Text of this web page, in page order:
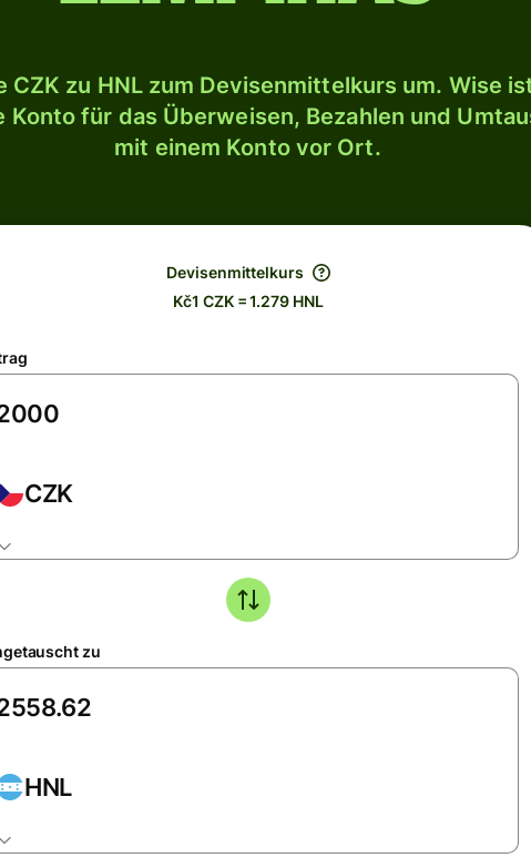
CZK zu HNL zum Devisenmittelkurs um. Wise
Konto für das Überweisen, Bezahlen und
mit einem Konto vor Ort.
Devisenmittelkurs
Kč1 CZK = 1.279 HNL
CZK
zu
HNL